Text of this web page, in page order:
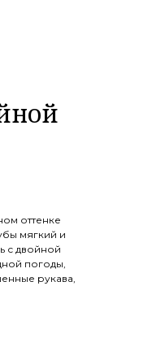
оттенке
мягкий и
с двойной
погоды,
рукава,